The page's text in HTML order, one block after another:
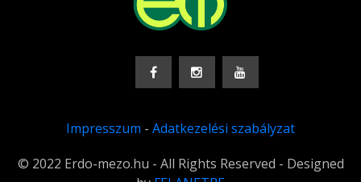
Impresszum - Adatkezelési szabályzat
© 2022 Erdo-mezo.hu - All Rights Reserved - Designed